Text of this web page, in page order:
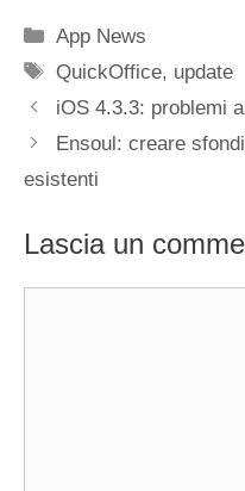
Categorie
App News
Tag
QuickOffice, update
iOS 4.3.3: problemi
Ensoul: creare
esistenti
Lascia un